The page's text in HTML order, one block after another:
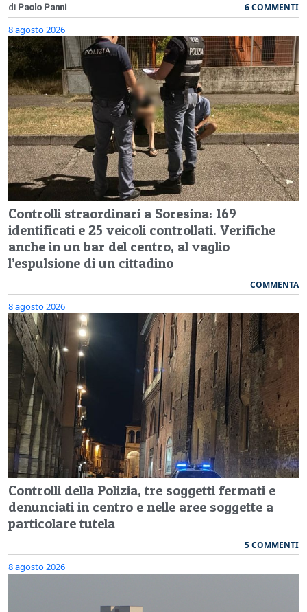
di Paolo Panni 6 COMMENTI
8 agosto 2026
Controlli straordinari a Soresina: 169
identificati e 25 veicoli controllati. Verifiche
anche in un bar del centro, al vaglio
l’espulsione di un cittadino
COMMENTA
8 agosto 2026
Controlli della Polizia, tre soggetti fermati e
denunciati in centro e nelle aree soggette a
particolare tutela
5 COMMENTI
8 agosto 2026